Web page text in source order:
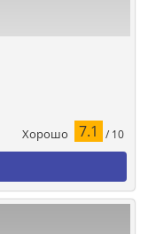
Хорошо 7.1 / 10